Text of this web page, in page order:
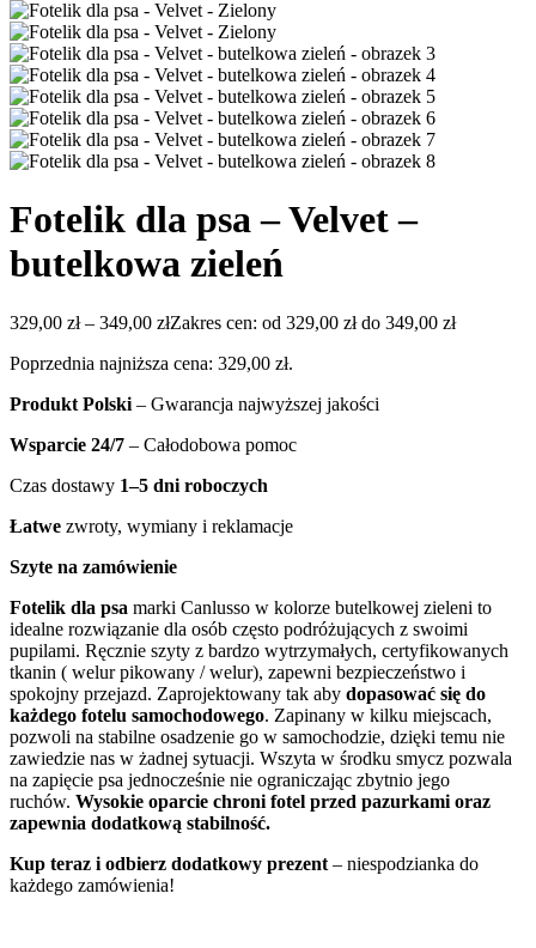
Fotelik dla psa – Velvet –
butelkowa zieleń
329,00 zł – 349,00 złZakres cen: od 329,00 zł do 349,00 zł
Poprzednia najniższa cena: 329,00 zł.
Produkt Polski – Gwarancja najwyższej jakości
Wsparcie 24/7 – Całodobowa pomoc
Czas dostawy 1–5 dni roboczych
Łatwe zwroty, wymiany i reklamacje
Szyte na zamówienie
Fotelik dla psa marki Canlusso w kolorze butelkowej zieleni to
idealne rozwiązanie dla osób często podróżujących z swoimi
pupilami. Ręcznie szyty z bardzo wytrzymałych, certyfikowanych
tkanin ( welur pikowany / welur), zapewni bezpieczeństwo i
spokojny przejazd. Zaprojektowany tak aby dopasować się do
każdego fotelu samochodowego. Zapinany w kilku miejscach,
pozwoli na stabilne osadzenie go w samochodzie, dzięki temu nie
zawiedzie nas w żadnej sytuacji. Wszyta w środku smycz pozwala
na zapięcie psa jednocześnie nie ograniczając zbytnio jego
ruchów. Wysokie oparcie chroni fotel przed pazurkami oraz
zapewnia dodatkową stabilność.
Kup teraz i odbierz dodatkowy prezent – niespodzianka do
każdego zamówienia!